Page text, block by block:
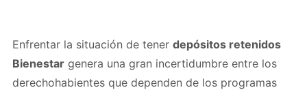
Enfrentar la situación de tener depósitos retenidos
Bienestar genera una gran incertidumbre entre los
derechohabientes que dependen de los programas